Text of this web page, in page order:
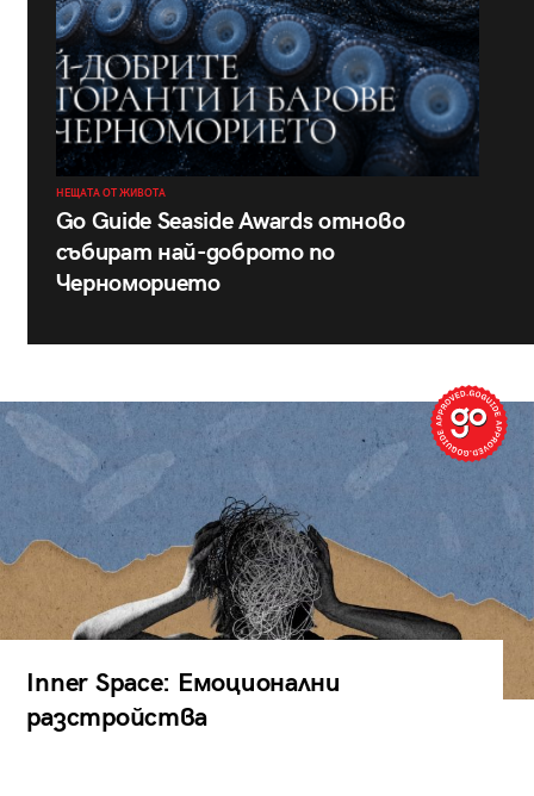
НЕЩАТА ОТ ЖИВОТА
Go Guide Seaside Awards отново
събират най-доброто по
Черноморието
Inner Space: Емоционални
разстройства